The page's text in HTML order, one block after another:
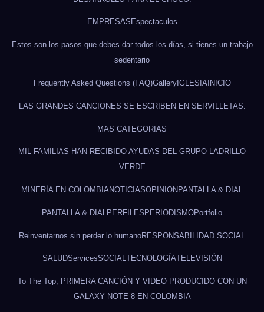
EMPRESAS Espectaculos
Estos son los pasos que debes dar todos los días, si tienes un trabajo
sedentario
Frequently Asked Questions (FAQ)GalleryIGLESIA INICIO
LAS GRANDES CANCIONES SE ESCRIBEN EN SERVILLETAS.
MAS CATEGORIAS
MIL FAMILIAS HAN RECIBIDO AYUDAS DEL GRUPO LADRILLO
VERDE
MINERÍA EN COLOMBIANOTICIASOPINION PANTALLA & DIAL
PANTALLA & DIAL PERFILES PERIODISMOPortfolio
Reinventarnos sin perder lo humanoRESPONSABILIDAD SOCIAL
SALUDServicesSOCIALTECNOLOGÍATELEVISIÓN
To The Top, PRIMERA CANCIÓN Y VIDEO PRODUCIDO CON UN
GALAXY NOTE 8 EN COLOMBIA